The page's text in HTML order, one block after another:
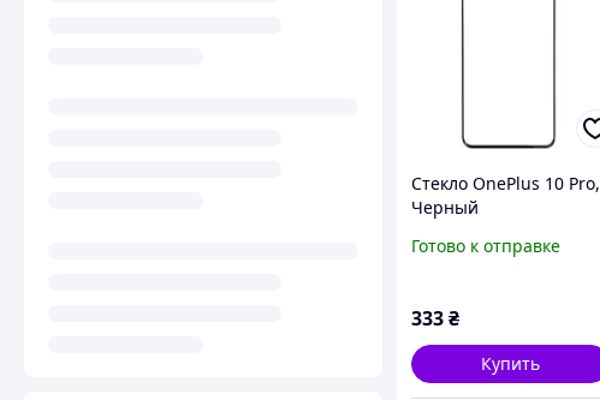
Стекло OnePlus 10 Pro,
Черный
Готово к отправке
333₴
Купить